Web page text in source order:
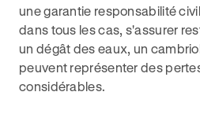
une garantie responsabilité
dans tous les cas, s'assurer
un dégât des eaux, un
peuvent représenter des
considérables.